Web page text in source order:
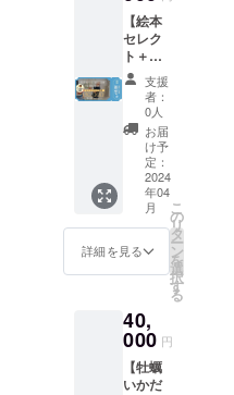
談とな
りま
す。有
効期限
は発行
日より1
年間と
なり、
使用し
なかっ
た場合
でも、
支援者
返金は
致しか
了承く
ださ
い。 ※2
2024年
す。3名
以上の
場合は
別途
5000円/
人頂戴
いたし
ます。
2024年
4月下旬
に宿泊
スター
ト予定
です。
(工事の
する場
合があ
ります)
宿泊は4
名まで
ンと河
崎浪漫
館の宿
泊1泊分
の権利
です ※1
●オープ
ニング
レセプ
ション
ご招待
（希望
制）※2
●空き家
地方創
報配信
※3 ※1
2024年
4月下旬
に宿泊
【絵本
セレク
ト＋宿
泊1泊
権】 ●
たえほ
ん代表
ふりさ
んによ
る絵本
セレク
トと河
崎浪漫
館の宿
泊1泊分
の権利
※1。 ●
オープ
ニング
レセプ
ション
支援
者：
0人
お届
け予
定：
2024
年04
月
詳細を見る
こ
の
リ
タ
ー
ン
を
選
択
す
る
40,
000 円
【牡蠣
いかだ